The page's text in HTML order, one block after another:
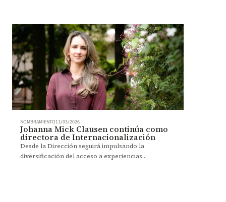
NOMBRAMIENTO11/03/2026
Johanna Mick Clausen continúa como
directora de Internacionalización
Desde la Dirección seguirá impulsando la
diversificación del acceso a experiencias